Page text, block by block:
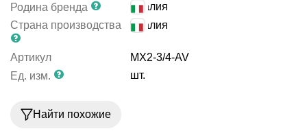
Родина бренда
Италия
Страна производства
Италия
Артикул
MX2-3/4-AV
Ед. изм.
шт.
Найти похожие